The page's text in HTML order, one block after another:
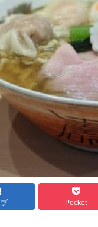
Pocket